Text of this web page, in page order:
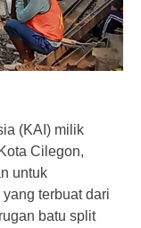
(KAI) milik
Cilegon,
untuk
terbuat dari
batu split